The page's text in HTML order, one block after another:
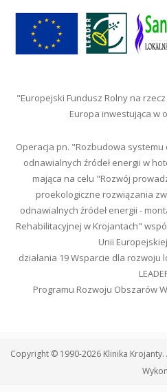
"Europejski Fundusz Rolny na
Europa inwestująca w
Operacja pn. "Rozbudowa
odnawialnych źródeł energii w
mająca na celu "Rozwój
proekologiczne rozwiązania
odnawialnych źródeł energii -
Rehabilitacyjnej w Krojantach"
Unii
działania 19 Wsparcie dla
Programu Rozwoju Obszarów
Copyright © 1990-2026 Klinika